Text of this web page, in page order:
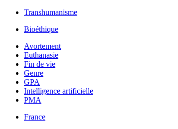
Transhumanisme
Bioéthique
Avortement
Euthanasie
Fin de vie
Genre
GPA
Intelligence artificielle
PMA
France